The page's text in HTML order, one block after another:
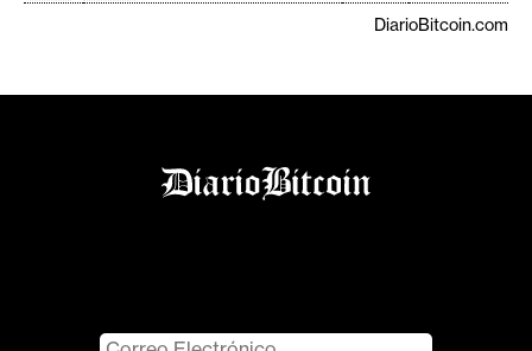
DiarioBitcoin.com